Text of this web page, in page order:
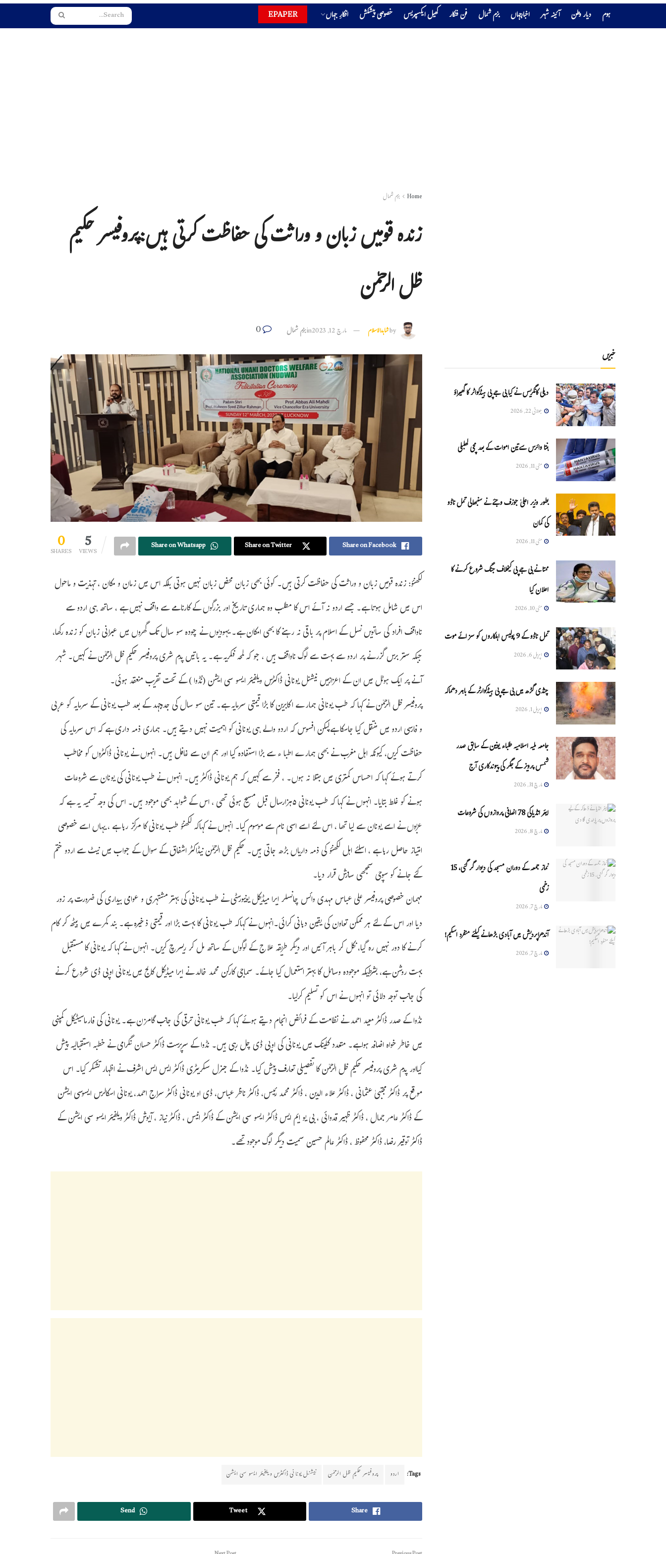
ہوم دیار وطن آئینہ شہر اخبارجہاں بزم شمال فن فنکار کھیل ایکسپریس خصوصی پیشکش افکارِ جہاں EPAPER
Home بزم شمال
زندہ قومیں زبان و وراثت کی حفاظت کرتی ہیں:پروفیسر حکیم
ظل الرحمٰن
byشاہدالاسلام مارچ 12, 2023 inبزم شمال
0
SHARES 5
VIEWS Share on Facebook
Share on Twitter
Share on Whatsapp
لکھنؤ: زندہ قومیں زبان و وراثت کی حفاظت کرتی ہیں۔ کوئی بھی زبان محض زبان نہیں ہوتی بلکہ اس میں زمان و مکان ، تہذیت و ماحول
اس میں شامل ہوتا ہے۔ جسے اردو نہ آئے اس کا مطلب وہ ہماری تاریخ اور بزرگوں کے کارنامے سے واقف نہیں ہے ، ساتھ ہی اردو سے
ناواقف افراد کی ساتویں نسل کے اسلام پر باقی نہ رہنے کا بھی امکان ہے۔ یہودیوں نے چودہ سو سال تک گھروں میں عبرانی زبان کو زندہ رکھا،
جبکہ ستر برس گزرنے پر اردو سے بہت سے لوگ ناواقف ہیں ، جو کہ لمحہ فکریہ ہے۔ یہ باتیں پدم شری پروفیسر حکیم ظل الرحمٰن نے کہیں۔ شہر
آنے پر ایک ہوٹل میں ان کے اعزازمیں نیشنل یونانی ڈاکٹرس ویلفیئر ایسو سی ایشن (نْڈوا ) کے تحت تقریب منعقد ہوئی۔
پروفیسر ظل الرحمٰن نے کہا کہ طب یونانی ہمارے اکابرین کا بڑا قیمتی سرمایہ ہے۔ تین سو سال کی جدوجہد کے بعد طب یونانی کے سرمایہ کو عربی
و فارسی اردو میں منتقل کیا جاسکا ہے،لیکن افسوس کہ اردو والے ہی یونانی کو اہمیت نہیں دیتے ہیں۔ ہماری ذمہ داری ہے کہ اس سرمایہ کی
حفاظت کریں، کیونکہ اہل مغرب نے بھی ہمارے اطبا ء سے بڑا استفادہ کیا اور ہم ان سے غافل ہیں۔ انہوں نے یونانی ڈاکٹروں کو مخاطب
کرتے ہوئے کہا کہ احساس کمتری میں مبتلا نہ ہوں۔ ، فخر سے کہیں کہ ہم یونانی ڈاکٹر ہیں۔ انہوں نے طب یونانی کی یونان سے شروعات
ہونے کو غلط بتایا۔ انہوں نے کہا کہ طب یونانی ۵ہزارسال قبل مسیح ہوئی تھی ، اس کے شواہد بھی موجود ہیں۔ اس کی وجہ تسمیہ یہ ہے کہ
عربوں نے اسے یونان سے لیا تھا ، اس لئے اسے اسی نام سے موسوم کیا۔ انہوں نے کہاکہ لکھنؤ طب یونانی کا مرکز رہا ہے ، یہاں اسے خصوصی
امتیاز حاصل رہا ہے ، اسلئے اہل لکھنؤ کی ذمہ داریاں بڑھ جاتی ہیں۔ حکیم ظل الرحمٰن نیڈاکٹر اشفاق کے سوال کے جواب میں نیٹ سے اردو ختم
کئے جانے کو سوچی سمجھی سازش قرار دیا۔
مہمان خصوصی پروفیسر علی عباس مہدی وائس چانسلر ایرا میڈیکل یونیورسٹی نے طب یونانی کی بہتر مشتہری و عوامی بیداری کی ضرورت پر زور
دیا اور اس کے لئے ہر ممکن تعاون کی یقین دہانی کرائی۔انہوں نے کہاکہ طب یونانی کا بہت بڑا اور قیمتی ذخیرہ ہے۔ بند کمرے میں بیٹھ کر کام
کرنے کا دور نہیں رہ گیا، نکل کر باہر آئیں اور دیگر طریقہ علاج کے لوگوں کے ساتھ مل کر ریسرچ کریں۔ انہوں نے کہا کہ یونانی کا مستقبل
بہت روشن ہے، بشرطیکہ موجودہ وسائل کا بہتر استعمال کیا جائے۔ سماجی کارکن محمد خالد نے ایرا میڈیکل کالج میں یونانی اوپی ڈی شروع کرنے
کی جانب توجہ دلائی تو انہوں نے اس کو تسلیم کرلیا۔
نڈوا کے صدر ڈاکٹر معید احمد نے نظامت کے فرائض انجام دیتے ہوئے کہا کہ طب یونانی ترقی کی جانب گامزن ہے۔ یونانی کی فارماسیٹیکل کمپنی
میں خاطر خواہ اضافہ ہواہے۔ متعدد کلینک میں یونانی کی اوپی ڈی چل رہی ہیں۔ نڈوا کے سرپرست ڈاکٹر حسان نگرامی نے خطبہ استقبالیہ پیش
کیااور پدم شری پروفیسر حکیم ظل الرحمٰن کا تفصیلی تعارف پیش کیا۔ نڈوا کے جنرل سکریٹری ڈاکٹر ایس ایس اشرف نے اظہار تشکر کیا۔ اس
موقع پر ڈاکٹر مجتبیٰ عثمانی ، ڈاکٹر علاء الدین ، ڈاکٹر محمد رئیس، ڈاکٹر ناظر عباس، ڈی او یونانی ڈاکٹر سراج احمد، یونانی اسکالرس ایسوسی ایشن
کے ڈاکٹر عامر جمال ، ڈاکٹر ظہیر قدوائی ، بی یو ایم ایس ڈاکٹر ایسو سی ایشن کے ڈاکٹر انیس ، ڈاکٹر نیاز ، آیوش ڈاکٹر ویلفیئر ایسو سی ایشن کے
ڈاکٹر توقیر رضا، ڈاکٹر محفوظ ، ڈاکٹر عالم حسین سمیت دیگر لوگ موجود تھے۔
Tags: اردو پروفیسر حکیم ظل الرحمٰن نیشنل یونانی ڈاکٹرس ویلفیئر ایسو سی ایشن
Share
Tweet
Send
خبریں
دہلی کانگریس نے کیا بی جے پی ہیڈکواٹر کا گھیراؤ
جولائی 22, 2026
ہنتا وائرس سےتین اموات کے بعد مچی کھلبلی
مئی 11, 2026
بطور وزیر اعلیٰ جوزف وجئے نے سنبھالی تمل ناڈو
کی کمان
مئی 11, 2026
ممتا نے بی جے پی کیخلاف جنگ شروع کرنے کا
اعلان کیا
مئی 10, 2026
تمل ناڈو کے 9 پولیس اہلکاروں کو سزائے موت
اپریل 6, 2026
چنڈی گڑھ میں بی جے پی ہیڈکوارٹر کے باہر دھماکہ
اپریل 1, 2026
جامعہ ملیہ اسلامیہ طلباء یونین کے سابق صدر
شمس پرویز کے جگر کی پیوندکاری آج
مارچ 31, 2026
ایئر انڈیاکی 78 اضافی پروازوں کی شروعات
مارچ 8, 2026
نماز جمعہ کے دوران مسجد کی دیوار گر گئی، 15
زخمی
مارچ 7, 2026
آندھراپردیش میں آبادی بڑھانے کیلئے منفرد اسکیم!
مارچ 7, 2026